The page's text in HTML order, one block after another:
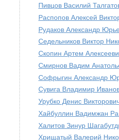
Пивцов Василий
Распопов Алексей
Рудаков Александр
Седельников Виктор
Скопин Артем
Смирнов Вадим
Софрыгин Александр
Сувига Владимир
Урубко Денис
Хайбуллин Вадимжан
Халитов Зинур
Хрищатый Валерий